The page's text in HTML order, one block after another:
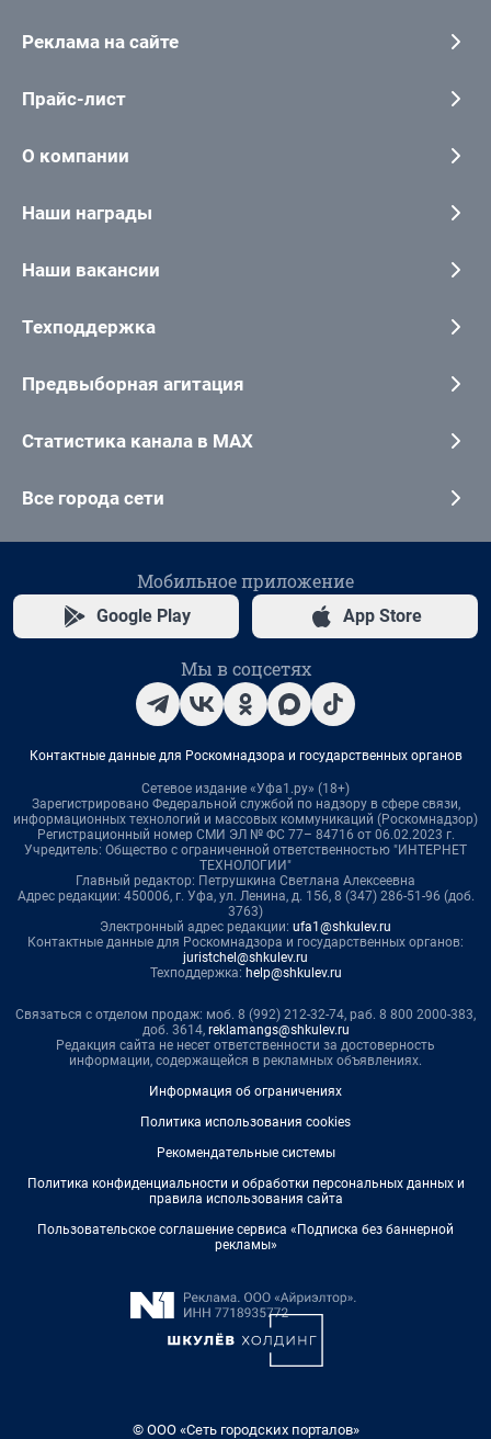
Реклама на сайте
Прайс-лист
О компании
Наши награды
Наши вакансии
Техподдержка
Предвыборная агитация
Статистика канала в MAX
Все города сети
Мобильное приложение
Google Play App Store
Мы в соцсетях
Контактные данные для Роскомнадзора и государственных органов
Сетевое издание «Уфа1.ру» (18+)
Зарегистрировано Федеральной службой по надзору в сфере связи,
информационных технологий и массовых коммуникаций (Роскомнадзор)
Регистрационный номер СМИ ЭЛ № ФС 77– 84716 от 06.02.2023 г.
Учредитель: Общество с ограниченной ответственностью "ИНТЕРНЕТ
ТЕХНОЛОГИИ"
Главный редактор: Петрушкина Светлана Алексеевна
Адрес редакции: 450006, г. Уфа, ул. Ленина, д. 156, 8 (347) 286-51-96 (доб.
3763)
Электронный адрес редакции: ufa1@shkulev.ru
Контактные данные для Роскомнадзора и государственных органов:
juristchel@shkulev.ru
Техподдержка: help@shkulev.ru
Связаться с отделом продаж: моб. 8 (992) 212-32-74, раб. 8 800 2000-383,
доб. 3614, reklamangs@shkulev.ru
Редакция сайта не несет ответственности за достоверность
информации, содержащейся в рекламных объявлениях.
Информация об ограничениях
Политика использования cookies
Рекомендательные системы
Политика конфиденциальности и обработки персональных данных и
правила использования сайта
Пользовательское соглашение сервиса «Подписка без баннерной
рекламы»
© ООО «Сеть городских порталов»